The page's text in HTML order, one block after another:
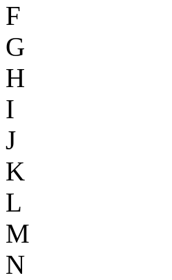
F
G
H
I
J
K
L
M
N